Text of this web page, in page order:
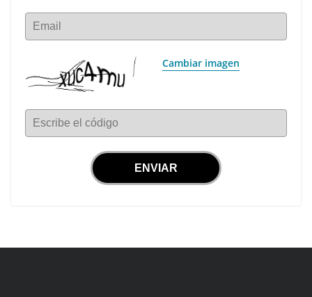
Email
Cambiar imagen
Escribe el código